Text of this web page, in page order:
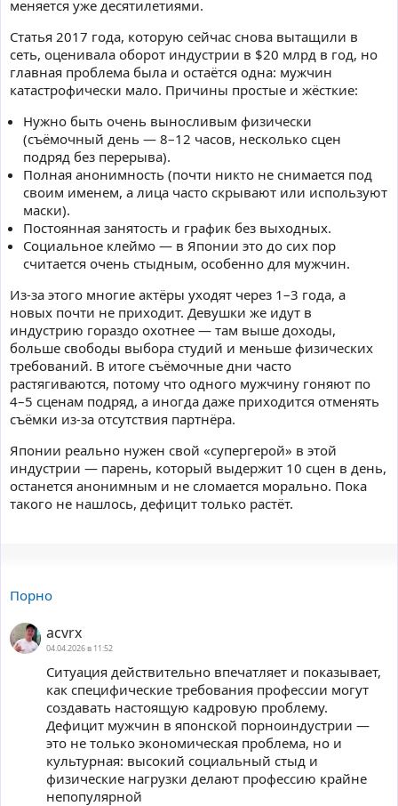
меняется уже десятилетиями.
Статья 2017 года, которую сейчас снова вытащили в
сеть, оценивала оборот индустрии в $20 млрд в год, но
главная проблема была и остаётся одна: мужчин
катастрофически мало. Причины простые и жёсткие:
Нужно быть очень выносливым физически
(съёмочный день — 8–12 часов, несколько сцен
подряд без перерыва).
Полная анонимность (почти никто не снимается под
своим именем, а лица часто скрывают или используют
маски).
Постоянная занятость и график без выходных.
Социальное клеймо — в Японии это до сих пор
считается очень стыдным, особенно для мужчин.
Из-за этого многие актёры уходят через 1–3 года, а
новых почти не приходит. Девушки же идут в
индустрию гораздо охотнее — там выше доходы,
больше свободы выбора студий и меньше физических
требований. В итоге съёмочные дни часто
растягиваются, потому что одного мужчину гоняют по
4–5 сценам подряд, а иногда даже приходится отменять
съёмки из-за отсутствия партнёра.
Японии реально нужен свой «супергерой» в этой
индустрии — парень, который выдержит 10 сцен в день,
останется анонимным и не сломается морально. Пока
такого не нашлось, дефицит только растёт.
Порно
acvrx
04.04.2026 в 11:52
Ситуация действительно впечатляет и показывает,
как специфические требования профессии могут
создавать настоящую кадровую проблему.
Дефицит мужчин в японской порноиндустрии —
это не только экономическая проблема, но и
культурная: высокий социальный стыд и
физические нагрузки делают профессию крайне
непопулярной